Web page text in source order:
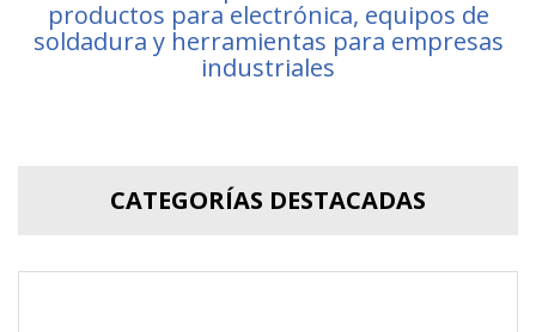
productos para electrónica, equipos de
soldadura y herramientas para empresas
industriales
CATEGORÍAS DESTACADAS